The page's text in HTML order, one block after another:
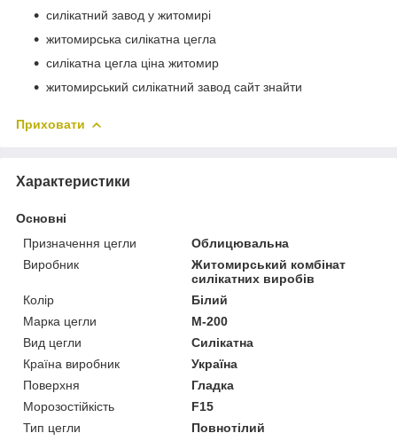
силікатний завод у житомирі
житомирська силікатна цегла
силікатна цегла ціна житомир
житомирський силікатний завод сайт знайти
Приховати
Характеристики
Основні
Призначення цегли
Облицювальна
Виробник
Житомирський комбінат
силікатних виробів
Колір
Білий
Марка цегли
М-200
Вид цегли
Силікатна
Країна виробник
Україна
Поверхня
Гладка
Морозостійкість
F15
Тип цегли
Повнотілий